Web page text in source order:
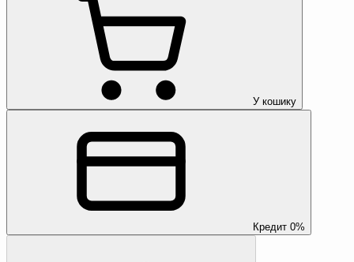
У кошику
Кредит 0%